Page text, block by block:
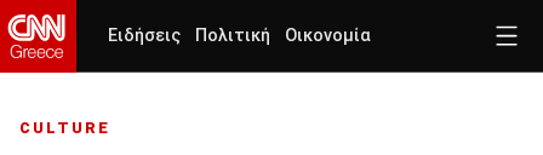
Ειδήσεις Πολιτική Οικονομία
CULTURE